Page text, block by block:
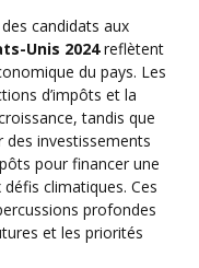
candidats aux
Unis 2024reflètent
du pays. Les
d’impôts et la
tandis que
investissements
pour financer une
climatiques. Ces
profondes
et les priorités